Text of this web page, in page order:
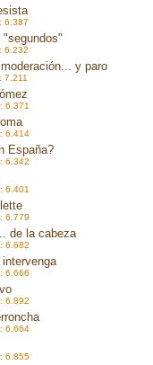
6.387
6.232
y paro
6.371
6.414
España?
6.342
6.401
6.779
de la cabeza
6.682
6.666
6.892
6.664
6.855